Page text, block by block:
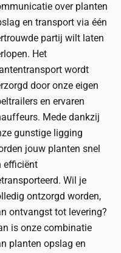
over planten
en transport via één
partij wilt laten
Het
wordt
door onze eigen
en ervaren
Mede dankzij
gunstige ligging
jouw planten snel
efficiënt
Wil je
ontzorgd worden,
ontvangst tot levering?
is onze combinatie
planten opslag en